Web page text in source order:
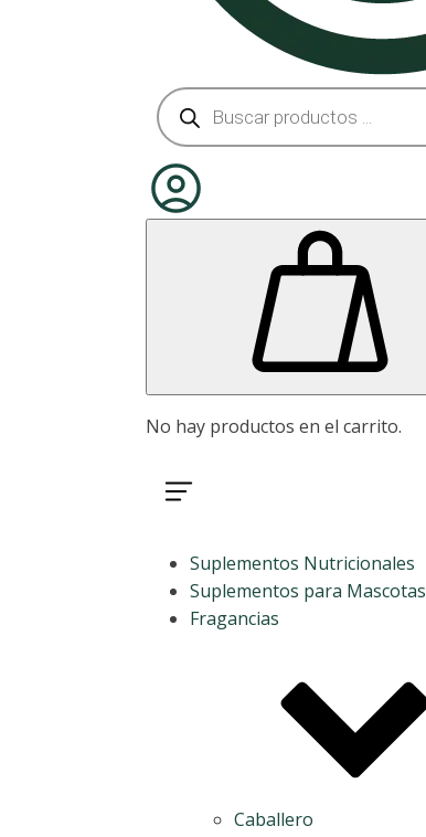
Búsqueda
de
productos
No hay productos en el carrito.
Suplementos Nutricionales
Suplementos para Mascotas
Fragancias
Caballero